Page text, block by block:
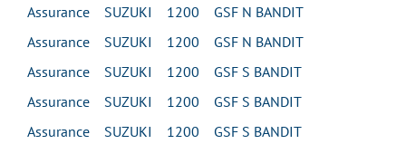
Assurance SUZUKI 1200 GSF N BANDIT
Assurance SUZUKI 1200 GSF N BANDIT
Assurance SUZUKI 1200 GSF S BANDIT
Assurance SUZUKI 1200 GSF S BANDIT
Assurance SUZUKI 1200 GSF S BANDIT